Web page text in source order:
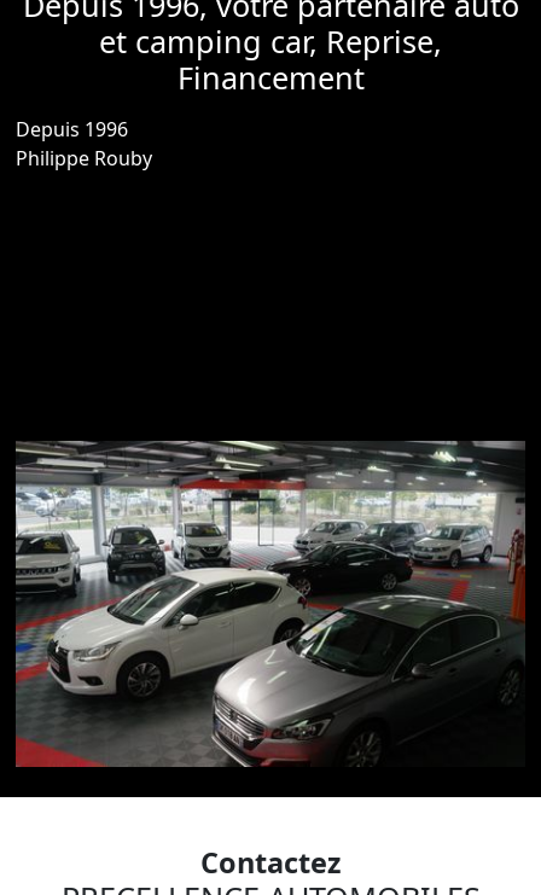
et camping car, Reprise,
Financement
Depuis 1996
Philippe Rouby
Contactez